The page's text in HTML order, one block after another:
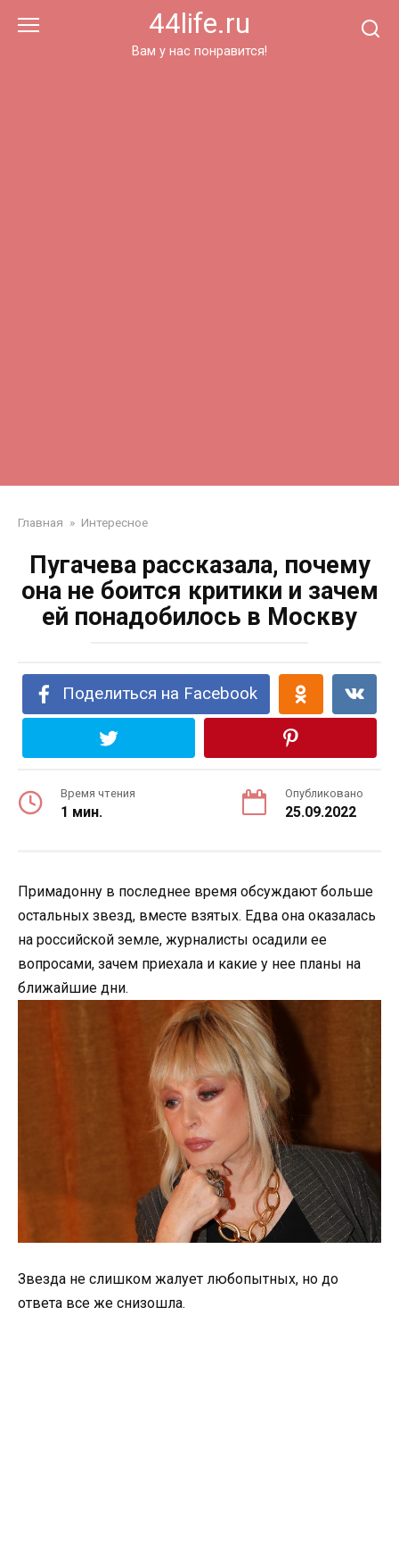
44life.ru
Вам у нас понравится!
Главная » Интересное
Пугачева рассказала, почему
она не боится критики и зачем
ей понадобилось в Москву
Поделиться на Facebook
Время чтения
1 мин.
Опубликовано
25.09.2022
Примадонну в последнее время обсуждают больше
остальных звезд, вместе взятых. Едва она оказалась
на российской земле, журналисты осадили ее
вопросами, зачем приехала и какие у нее планы на
ближайшие дни.
Звезда не слишком жалует любопытных, но до
ответа все же снизошла.